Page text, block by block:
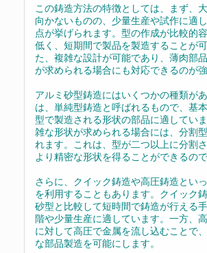
この鋳造方法の特徴としては、まず、
向かないものの、少量生産や試作に適
点が挙げられます。型の作成が比較的
低く、短期間で製品を製造することが
た、複雑な設計が可能であり、薄肉部
が求められる場合にも対応できるのが強
アルミ砂型鋳造にはいくつかの種類が
は、単純型鋳造と呼ばれるもので、基
型で製造される形状の部品に適してい
雑な形状が求められる場合には、分割
れます。これは、型が二つ以上に分割さ
より精密な形状を得ることができるので
さらに、クイック鋳造や高圧鋳造とい
を利用することもあります。クイック
砂型と比較して短時間で鋳造が行える
階や少量生産に適しています。一方、
に対して高圧で金属を流し込むことで
な部品製造を可能にします。